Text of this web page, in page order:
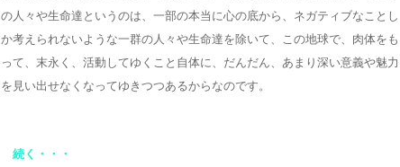
の人々や生命達というのは、一部の本当に心の底から、ネガティブなことし
か考えられないような一群の人々や生命達を除いて、この地球で、肉体をも
って、末永く、活動してゆくこと自体に、だんだん、あまり深い意義や魅力
を見い出せなくなってゆきつつあるからなのです。
続く・・・